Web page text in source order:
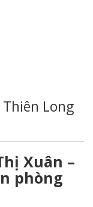
Long
Xuân –
phòng